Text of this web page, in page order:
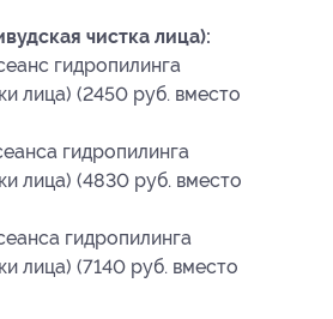
чистка лица):
гидропилинга
лица) (2450 руб. вместо
гидропилинга
лица) (4830 руб. вместо
гидропилинга
лица) (7140 руб. вместо